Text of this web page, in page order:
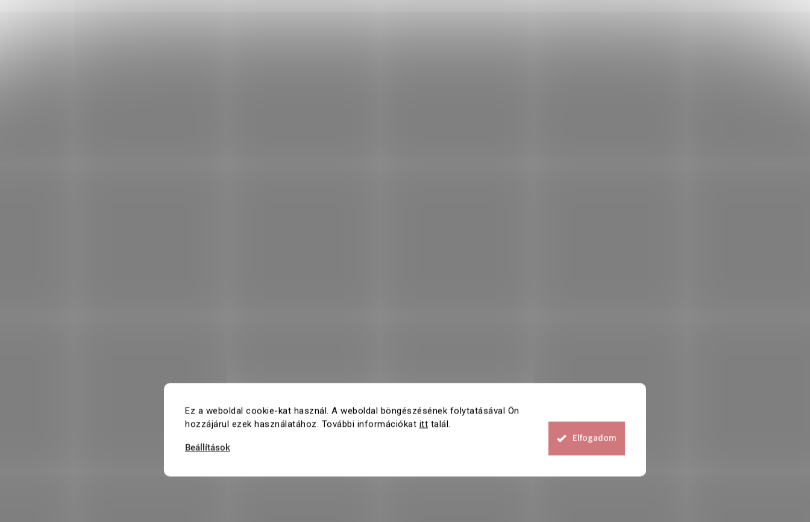
Ez a weboldal cookie-kat használ. A weboldal böngészésének folytatásával Ön
hozzájárul ezek használatához. További információkat itt talál.
Beállítások
Elfogadom